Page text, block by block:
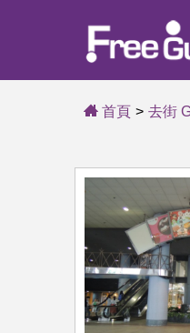
首頁 去街